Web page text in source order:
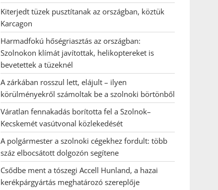
Kiterjedt tüzek pusztítanak az országban, köztük
Karcagon
Harmadfokú hőségriasztás az országban:
Szolnokon klímát javítottak, helikoptereket is
bevetettek a tüzeknél
A zárkában rosszul lett, elájult – ilyen
körülményekről számoltak be a szolnoki börtönből
Váratlan fennakadás borította fel a Szolnok–
Kecskemét vasútvonal közlekedését
A polgármester a szolnoki cégekhez fordult: több
száz elbocsátott dolgozón segítene
Csődbe ment a tószegi Accell Hunland, a hazai
kerékpárgyártás meghatározó szereplője